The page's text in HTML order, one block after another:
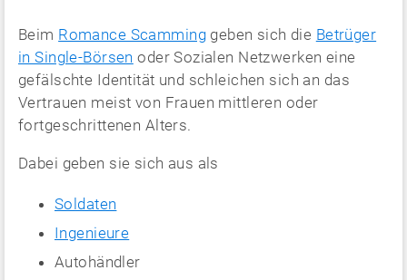
Beim Romance Scamminggeben sich die Betrüger
in Single-Börsen oder Sozialen Netzwerken eine
gefälschte Identität und schleichen sich an das
Vertrauen meist von Frauen mittleren oder
fortgeschrittenen Alters.
Dabei geben sie sich aus als
Soldaten
Ingenieure
Autohändler